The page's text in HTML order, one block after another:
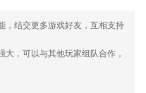
，结交更多游戏好友，互相支持
大，可以与其他玩家组队合作，